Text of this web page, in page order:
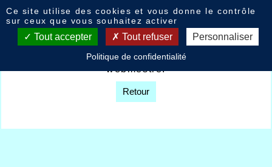
Livre d'or
Option non disponible sur décision du
webmestre.
Retour
Ce site utilise des cookies et vous donne le contrôle
sur ceux que vous souhaitez activer
Tout accepter Tout refuser Personnaliser
Politique de confidentialité